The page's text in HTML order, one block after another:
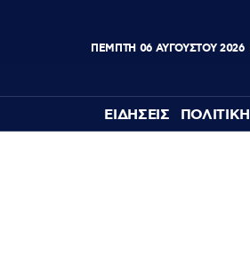
ΠΕΜΠΤΗ 06 ΑΥΓΟΥΣΤΟΥ 2026
ΕΙΔΗΣΕΙΣ ΠΟΛΙΤΙΚΗ